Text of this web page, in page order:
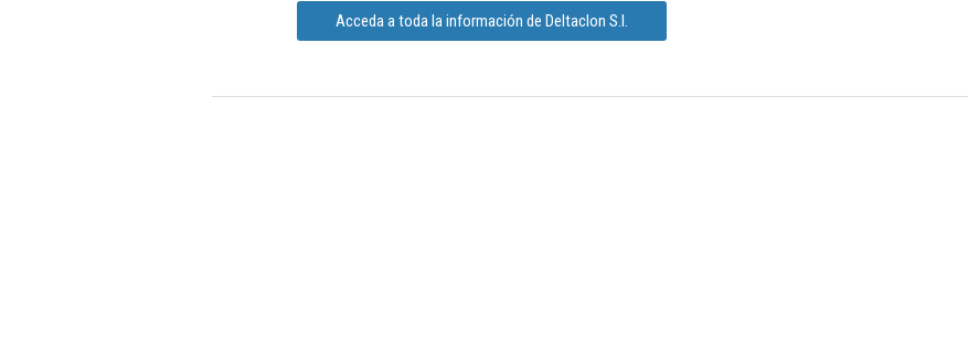
Acceda a toda la información de Deltaclon S.l.